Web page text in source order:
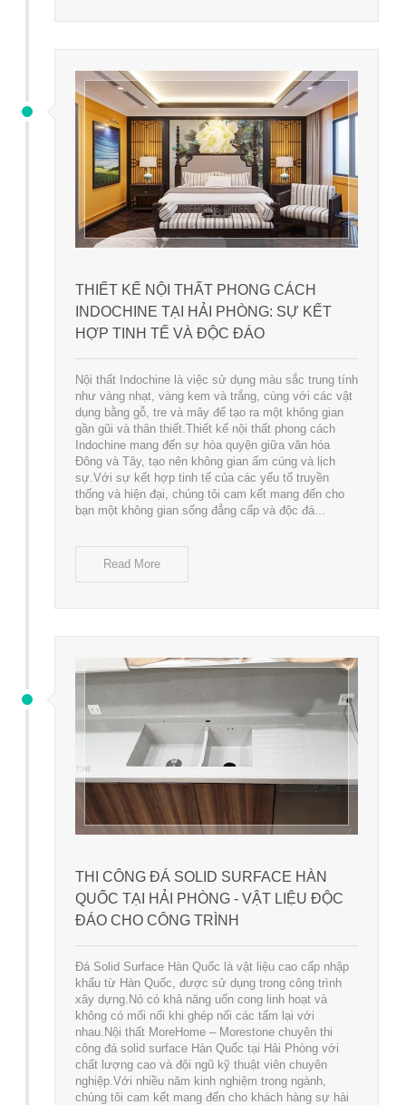
THIẾT KẾ NỘI THẤT PHONG CÁCH
INDOCHINE TẠI HẢI PHÒNG: SỰ KẾT
HỢP TINH TẾ VÀ ĐỘC ĐÁO
Nội thất Indochine là việc sử dụng màu sắc trung tính
như vàng nhạt, vàng kem và trắng, cùng với các vật
dụng bằng gỗ, tre và mây để tạo ra một không gian
gần gũi và thân thiết.Thiết kế nội thất phong cách
Indochine mang đến sự hòa quyện giữa văn hóa
Đông và Tây, tạo nên không gian ấm cúng và lịch
sự.Với sự kết hợp tinh tế của các yếu tố truyền
thống và hiện đại, chúng tôi cam kết mang đến cho
bạn một không gian sống đẳng cấp và độc đá...
Read More
THI CÔNG ĐÁ SOLID SURFACE HÀN
QUỐC TẠI HẢI PHÒNG - VẬT LIỆU ĐỘC
ĐÁO CHO CÔNG TRÌNH
Đá Solid Surface Hàn Quốc là vật liệu cao cấp nhập
khẩu từ Hàn Quốc, được sử dụng trong công trình
xây dựng.Nó có khả năng uốn cong linh hoạt và
không có mối nối khi ghép nối các tấm lại với
nhau.Nội thất MoreHome – Morestone chuyên thi
công đá solid surface Hàn Quốc tại Hải Phòng với
chất lượng cao và đội ngũ kỹ thuật viên chuyên
nghiệp.Với nhiều năm kinh nghiệm trong ngành,
chúng tôi cam kết mang đến cho khách hàng sự hài